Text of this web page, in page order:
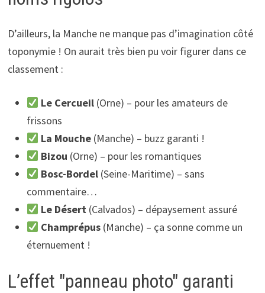
D’ailleurs, la Manche ne manque pas d’imagination côté
toponymie ! On aurait très bien pu voir figurer dans ce
classement :
Le Cercueil (Orne) – pour les amateurs de
frissons
La Mouche (Manche) – buzz garanti !
Bizou (Orne) – pour les romantiques
Bosc-Bordel (Seine-Maritime) – sans
commentaire…
Le Désert (Calvados) – dépaysement assuré
Champrépus (Manche) – ça sonne comme un
éternuement !
L’effet "panneau photo" garanti